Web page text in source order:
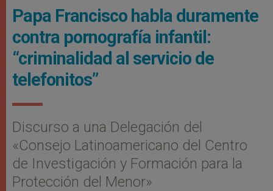
Papa Francisco habla duramente
contra pornografía infantil:
“criminalidad al servicio de
telefonitos”
Discurso a una Delegación del
«Consejo Latinoamericano del Centro
de Investigación y Formación para la
Protección del Menor»